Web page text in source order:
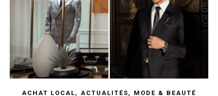
ACHAT LOCAL, ACTUALITÉS, MODE & BEAUTÉ